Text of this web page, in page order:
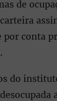
de
por conta
do